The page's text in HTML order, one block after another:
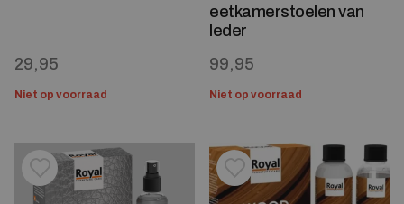
29,95
Niet op voorraad
eetkamerstoelen van
leder
99,95
Niet op voorraad
Toevoegen aan verlanglijstje
Verwijderen van verlanglijst Toevoegen aan
Verwijderen van verlanglijst